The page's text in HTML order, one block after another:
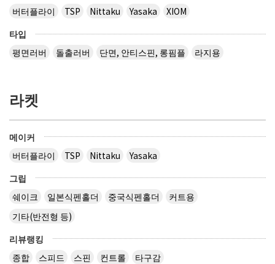
버터플라이
TSP Nittaku Yasaka
XIOM
타입
평면러버
돌출러버 단면, 안티스핀, 롱핌플 라지용
라켓
메이커
버터플라이
TSP Nittaku
Yasaka
그립
쉐이크
일본식펜홀더 중국식펜홀더
커트용
기타(반전형 등)
리뷰랭킹
종합
스피드 스핀 컨트롤 타구감